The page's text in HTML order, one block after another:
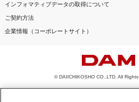
インフォマティブデータの取得について
ご契約方法
企業情報（コーポレートサイト）
© DAIICHIKOSHO CO.,LTD. All Rights
このサイトに掲載されている一切の文章・画像・写真